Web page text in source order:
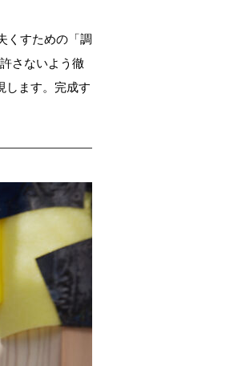
くすための「調
さないよう徹
します。完成す